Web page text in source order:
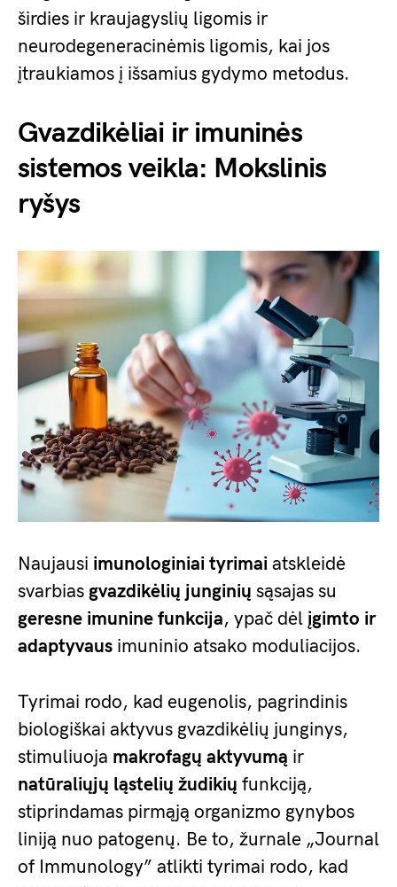
širdies ir kraujagyslių ligomis ir
neurodegeneracinėmis ligomis, kai jos
įtraukiamos į išsamius gydymo metodus.
Gvazdikėliai ir imuninės
sistemos veikla: Mokslinis
ryšys
Naujausi imunologiniai tyrimai atskleidė
svarbias gvazdikėlių junginių sąsajas su
geresne imunine funkcija, ypač dėl įgimto ir
adaptyvaus imuninio atsako moduliacijos.
Tyrimai rodo, kad eugenolis, pagrindinis
biologiškai aktyvus gvazdikėlių junginys,
stimuliuoja makrofagų aktyvumą ir
natūraliųjų ląstelių žudikių funkciją,
stiprindamas pirmąją organizmo gynybos
liniją nuo patogenų. Be to, žurnale „Journal
of Immunology” atlikti tyrimai rodo, kad